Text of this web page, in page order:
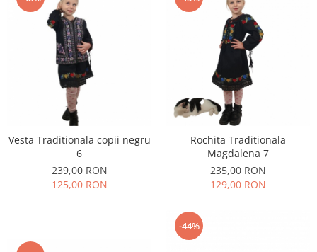
Vesta Traditionala copii negru
6
239,00 RON
125,00 RON
Rochita Traditionala
Magdalena 7
235,00 RON
129,00 RON
-44%